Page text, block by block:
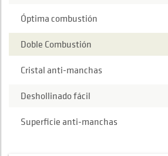
Óptima combustión
Doble Combustión
Cristal anti-manchas
Deshollinado fácil
Superficie anti-manchas